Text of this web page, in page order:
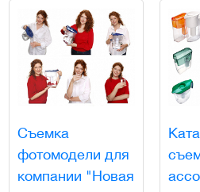
Съемка
фотомодели для
компании "Новая